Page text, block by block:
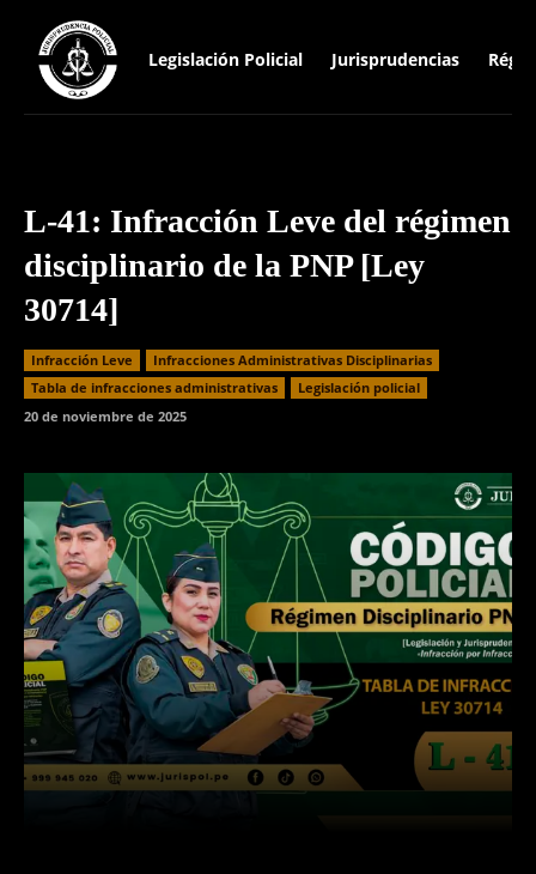
Legislación Policial Jurisprudencias
L-41: Infracción Leve del régimen
disciplinario de la PNP [Ley
30714]
Infracción Leve
Infracciones Administrativas Disciplinarias
⁠Tabla de infracciones administrativas
Legislación policial
20 de noviembre de 2025
Twitter